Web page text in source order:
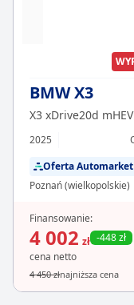
BMW X3
X3 xDrive20d
2025
Oferta Automarket
Poznań (wielkopolskie)
Finansowanie:
4 002 zł -448 zł
cena netto
4 450 złnajniższa cena